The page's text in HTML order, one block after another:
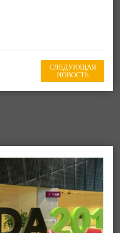
СЛЕДУЮЩАЯ
НОВОСТЬ